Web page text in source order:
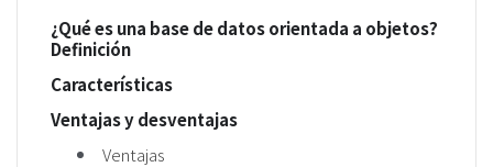
¿Qué es una base de datos orientada a objetos?
Definición
Características
Ventajas y desventajas
Ventajas